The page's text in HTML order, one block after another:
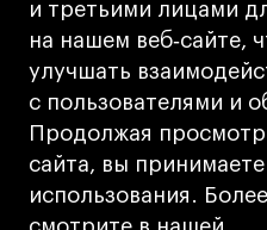
и третьими лицами
на нашем веб‑сайте,
улучшать
с пользователями и
Продолжая
сайта, вы
использования.
© 2026 БВШД
Университет»
Карта сайта
Дизайн
Разработка
Cetera